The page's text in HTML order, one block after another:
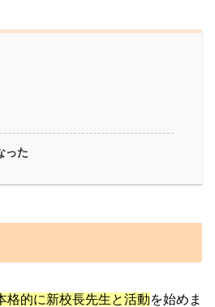
った
格的に新校長先生と活動を始めま